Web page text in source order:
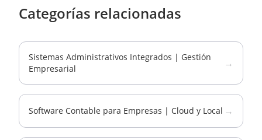
Categorías relacionadas
Sistemas Administrativos Integrados | Gestión
Empresarial
→
Software Contable para Empresas | Cloud y Local →